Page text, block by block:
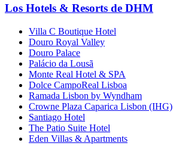
Los Hotels & Resorts de DHM
Villa C Boutique Hotel
Douro Royal Valley
Douro Palace
Palácio da Lousã
Monte Real Hotel & SPA
Dolce CampoReal Lisboa
Ramada Lisbon by Wyndham
Crowne Plaza Caparica Lisbon (IHG)
Santiago Hotel
The Patio Suite Hotel
Eden Villas & Apartments